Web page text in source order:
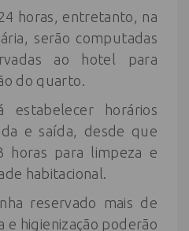
horas, entretanto, na
serão computadas
ao hotel para
do quarto.
estabelecer horários
e saída, desde que
horas para limpeza e
habitacional.
reservado mais de
e higienização poderão